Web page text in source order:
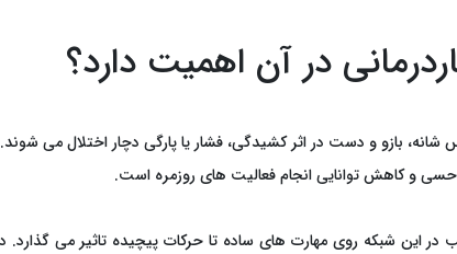
در آن اهمیت دارد؟
بازو و دست در اثر کشیدگی، فشار یا پارگی دچار اختلال می
و کاهش توانایی انجام فعالیت‌ های روزمره است.
این شبکه روی مهارت ‌های ساده تا حرکات پیچیده تاثیر می